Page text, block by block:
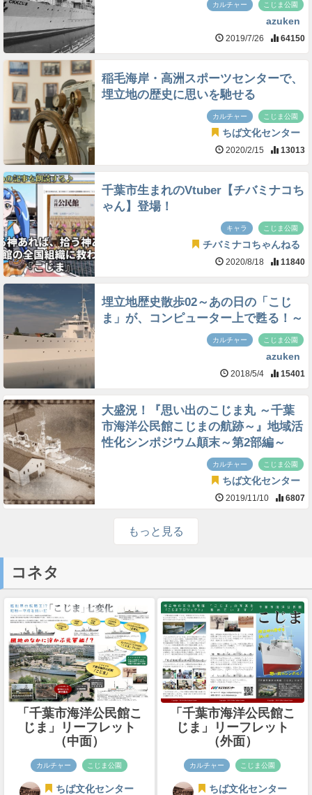
カルチャー こじま公園
azuken
2019/7/26 64150
稲毛海岸・高洲スポーツセンターで、
埋立地の歴史に思いを馳せる
カルチャー こじま公園
ちば文化センター
2020/2/15 13013
千葉市生まれのVtuber【チバミナコち
ゃん】登場！
キャラ こじま公園
チバミナコちゃんねる
2020/8/18 11840
埋立地歴史散歩02～あの日の「こじ
ま」が、コンピューター上で甦る！～
カルチャー こじま公園
azuken
2018/5/4 15401
大盛況！『思い出のこじま丸 ～千葉
市海洋公民館こじまの航跡～』地域活
性化シンポジウム顛末～第2部編～
カルチャー こじま公園
ちば文化センター
2019/11/10 6807
もっと見る
コネタ
「千葉市海洋公民館こ
じま」リーフレット
（中面）
カルチャー こじま公園
ちば文化センター
「千葉市海洋公民館こ
じま」リーフレット
（外面）
カルチャー こじま公園
ちば文化センター